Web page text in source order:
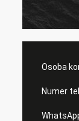
Osoba
Numer